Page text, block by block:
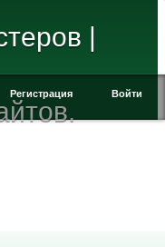
|
Регистрация Войти